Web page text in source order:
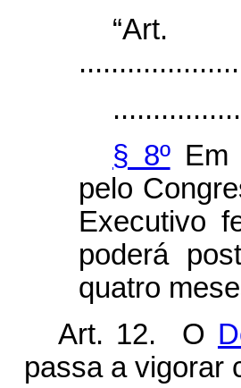
§ 8ºEm
pelo
Executivo
poderá
quatro
Art. 12. O
passa a vigorar